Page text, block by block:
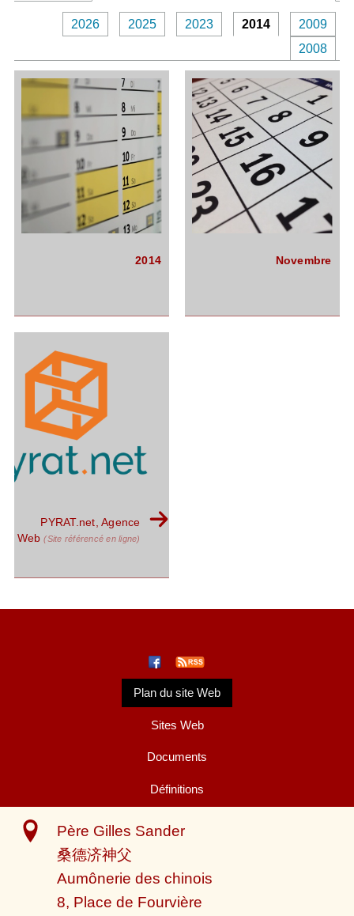
2026 2025 2023 2014
2009
2008
2014 Novembre
PYRAT.net, Agence
Web(Site référencé en ligne)
Plan du site Web
Sites Web
Documents
Définitions
Père Gilles Sander
桑德济神父
Aumônerie des chinois
8, Place de Fourvière